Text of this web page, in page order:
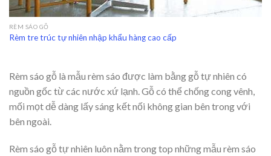
RÈM SÁO GỖ
Rèm tre trúc tự nhiên nhập khẩu hàng cao cấp
Rèm sáo gỗ là mẫu rèm sáo được làm bằng gỗ tự nhiên có
nguồn gốc từ các nước xứ lạnh. Gỗ có thể chống cong vênh,
mối mọt dễ dàng lấy sáng kết nối không gian bên trong với
bên ngoài.
Rèm sáo gỗ tự nhiên luôn nằm trong top những mẫu rèm sáo